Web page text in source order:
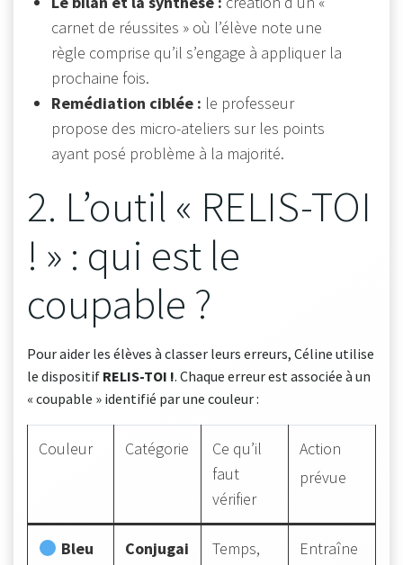
carnet de réussites » où l’élève note une
règle comprise qu’il s’engage à appliquer la
prochaine fois.
Remédiation ciblée : le professeur
propose des micro-ateliers sur les points
ayant posé problème à la majorité.
2. L’outil « RELIS-TOI
! » : qui est le
coupable ?
Pour aider les élèves à classer leurs erreurs, Céline utilise
le dispositif RELIS-TOI !. Chaque erreur est associée à un
« coupable » identifié par une couleur :
Couleur Catégorie
Ce qu’il
faut
vérifier
Action
prévue
Bleu
Conjugai
Temps,
Entraîne